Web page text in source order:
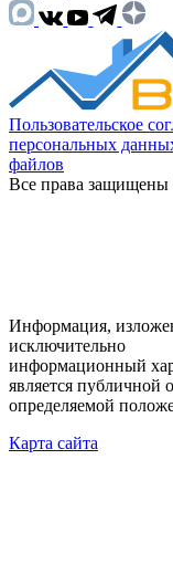
Пользовательское
персональных
файлов
Все права
Информация,
исключительно
информационный
является публичной
определяемой
Карта сайта